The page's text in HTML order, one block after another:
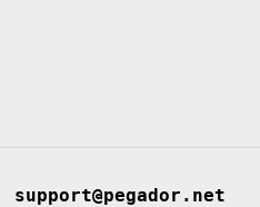
support@pegador.net